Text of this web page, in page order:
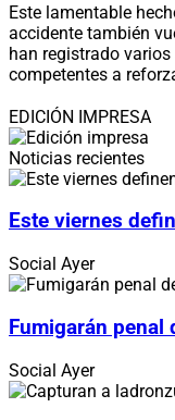
Este lamentable
accidente también
han registrado
competentes a
EDICIÓN IMPRESA
Noticias recientes
Este viernes
Social Ayer
Fumigarán
Social Ayer